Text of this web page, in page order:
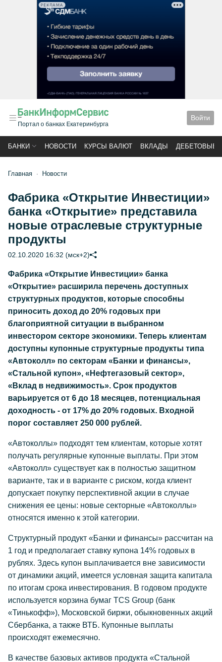
РЕКЛАМА
Портал о банках Екатеринбурга
Войти
БАНКИ НОВОСТИ КУРСЫ ВАЛЮТ ВКЛАДЫ ДЕБЕТОВЫЕ
Главная Новости
Фабрика «Открытие Инвестиции»
банка «Открытие» представила
новые отраслевые структурные
продукты
02.10.2020 16:32 (мск+2)
Фабрика «Открытие Инвестиции» банка
«Открытие» расширила перечень доступных
структурных продуктов, которые способны
приносить доход до 20% годовых при
благоприятной ситуации в выбранном
инвестором секторе экономики. Теперь клиентам
доступны купонные структурные продукты типа
«Автоколл» по секторам «Банки и финансы»,
«Стальной купон», «Нефтегазовый сектор»,
«Вклад в недвижимость». Срок продуктов
варьируется от 6 до 18 месяцев, потенциальная
доходность - от 17% до 20% годовых. Входной
порог составляет 250 000 рублей.
«Автоколлы» подходят тем клиентам, которые хотят
получать регулярные купонные выплаты. При этом
«Автоколл» существует как в полностью защитном
варианте, так и в варианте с риском, когда клиент
допускает покупку перспективной акции в случае
снижения ее цены: новые секторные «Автоколлы»
относятся именно к этой категории.
Структурный продукт «Банки и финансы» рассчитан на
1 год и предполагает ставку купона 14% годовых в
рублях. Здесь купон выплачивается вне зависимости
от динамики акций, имеется условная защита капитала
по итогам срока инвестирования. В годовом продукте
используется корзина бумаг TCS Group (банк
«Тинькофф»), Московской биржи, обыкновенных акций
Сбербанка, а также ВТБ. Купонные выплаты
происходят ежемесячно.
В качестве базовых активов продукта «Стальной